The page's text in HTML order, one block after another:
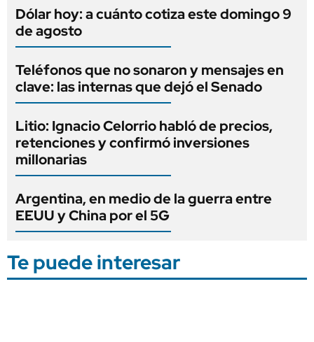
Dólar hoy: a cuánto cotiza este domingo 9
de agosto
Teléfonos que no sonaron y mensajes en
clave: las internas que dejó el Senado
Litio: Ignacio Celorrio habló de precios,
retenciones y confirmó inversiones
millonarias
Argentina, en medio de la guerra entre
EEUU y China por el 5G
Te puede interesar